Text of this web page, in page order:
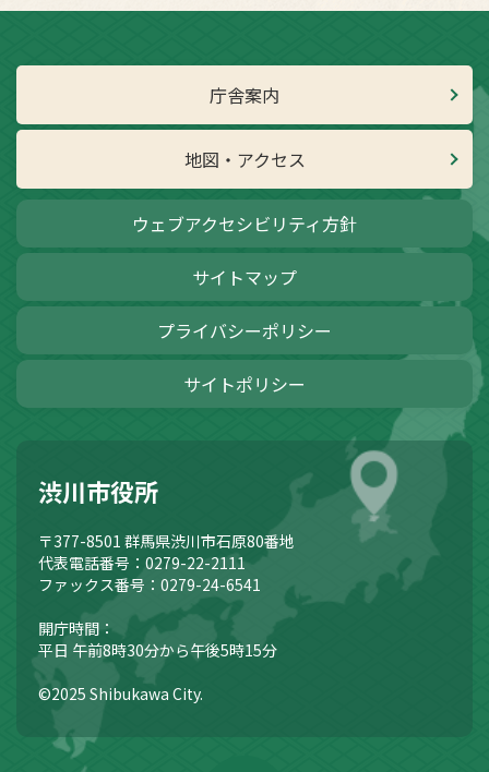
庁舎案内
地図・アクセス
ウェブアクセシビリティ方針
サイトマップ
プライバシーポリシー
サイトポリシー
渋川市役所
〒377-8501 群馬県渋川市石原80番地
代表電話番号：0279-22-2111
ファックス番号：0279-24-6541
開庁時間：
平日 午前8時30分から午後5時15分
©2025 Shibukawa City.